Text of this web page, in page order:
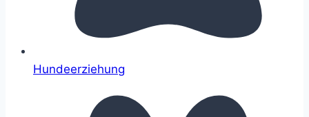
Hundeerziehung